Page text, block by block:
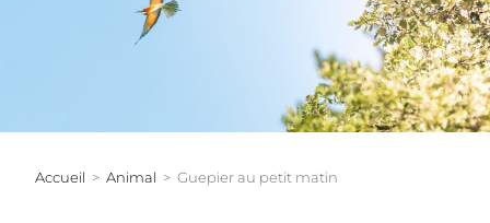
Accueil > Animal > Guepier au petit matin